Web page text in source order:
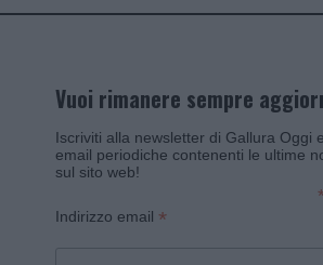
Vuoi rimanere sempre
Iscriviti alla newsletter di Gallura Oggi
email periodiche contenenti le ultime
sul sito web!
*
Indirizzo email *